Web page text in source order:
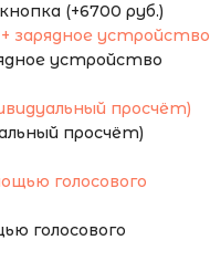
(+6700 руб.)
устройство
просчёт)
голосового